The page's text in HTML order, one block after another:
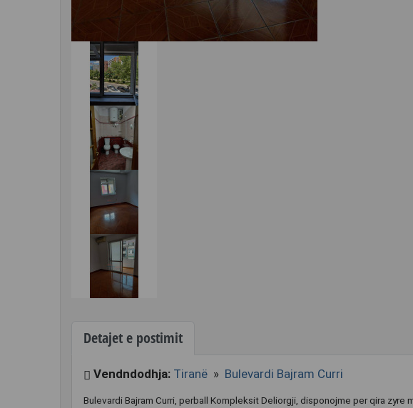
Detajet e postimit
Vendndodhja: Tiranë » Bulevardi Bajram Curri
Bulevardi Bajram Curri, perball Kompleksit Deliorgji, disponojme per qira